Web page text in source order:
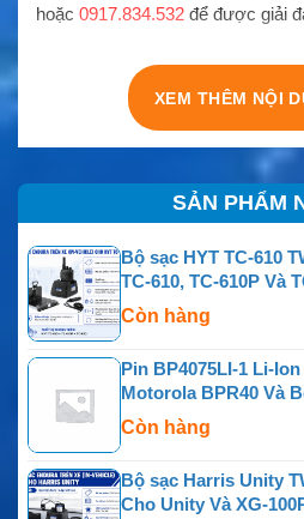
hoặc 0917.834.532 để được giải
XEM THÊM NỘI
SẢN PHẨM
Bộ sạc HYT TC-610
TC-610, TC-610P Và
Còn hàng
Pin BP4075LI-1 Li-
Motorola BPR40 Và
Còn hàng
Bộ sạc Harris Unity
Cho Unity Và XG-